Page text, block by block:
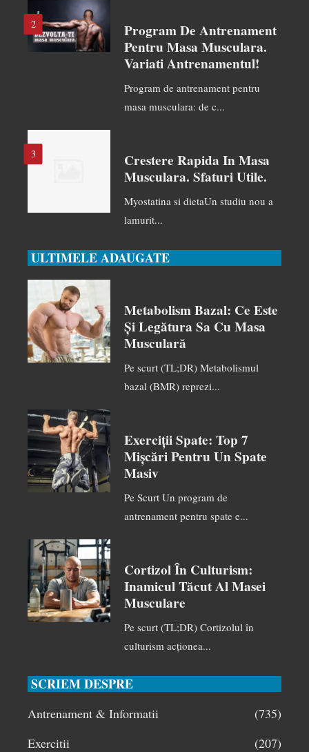
2
Program De Antrenament
Pentru Masa Musculara.
Variati Antrenamentul!
Program de antrenament pentru
masa musculara: de c...
3
Crestere Rapida In Masa
Musculara. Sfaturi Utile.
Myostatina si dietaUn studiu nou a
lamurit...
ULTIMELE ADAUGATE
Metabolism Bazal: Ce Este
Și Legătura Sa Cu Masa
Musculară
Pe scurt (TL;DR) Metabolismul
bazal (BMR) reprezi...
Exerciții Spate: Top 7
Mișcări Pentru Un Spate
Masiv
Pe Scurt Un program de
antrenament pentru spate e...
Cortizol În Culturism:
Inamicul Tăcut Al Masei
Musculare
Pe scurt (TL;DR) Cortizolul în
culturism acționea...
SCRIEM DESPRE
Antrenament & Informatii
(735)
Exercitii
(207)